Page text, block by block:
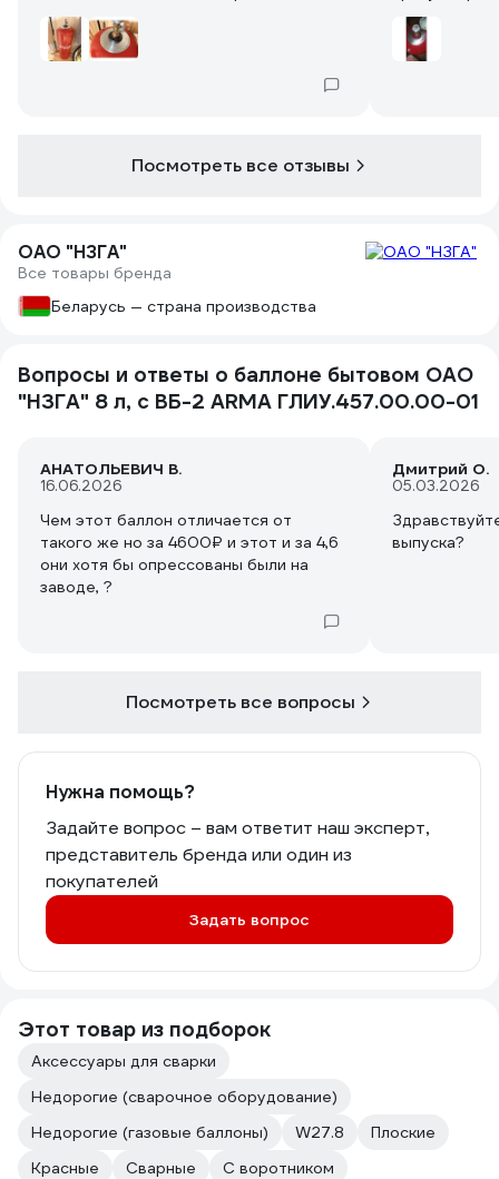
менее, непрокрасов нет. Дата
изготовдения на воротнике: май 2026
г, цена конкурентая на момент
приобретения. Приобретен для дачи,
Посмотреть все отзывы
ОАО "НЗГА"
Все товары бренда
Беларусь — страна производства
Вопросы и ответы о баллоне бытовом ОАО
"НЗГА" 8 л, с ВБ-2 ARMA ГЛИУ.457.00.00-01
АНАТОЛЬЕВИЧ В.
16.06.2026
Чем этот баллон отличается от
такого же но за 4600₽ и этот и за 4,6
они хотя бы опрессованы были на
заводе, ?
Дмитрий О.
05.03.2026
выпуска?
Посмотреть все вопросы
Нужна помощь?
Задайте вопрос – вам ответит наш эксперт,
представитель бренда или один из
покупателей
Задать вопрос
Этот товар из подборок
Аксессуары для сварки
Недорогие (сварочное оборудование)
Недорогие (газовые баллоны)
W27.8
Плоские
Красные
Сварные
С воротником